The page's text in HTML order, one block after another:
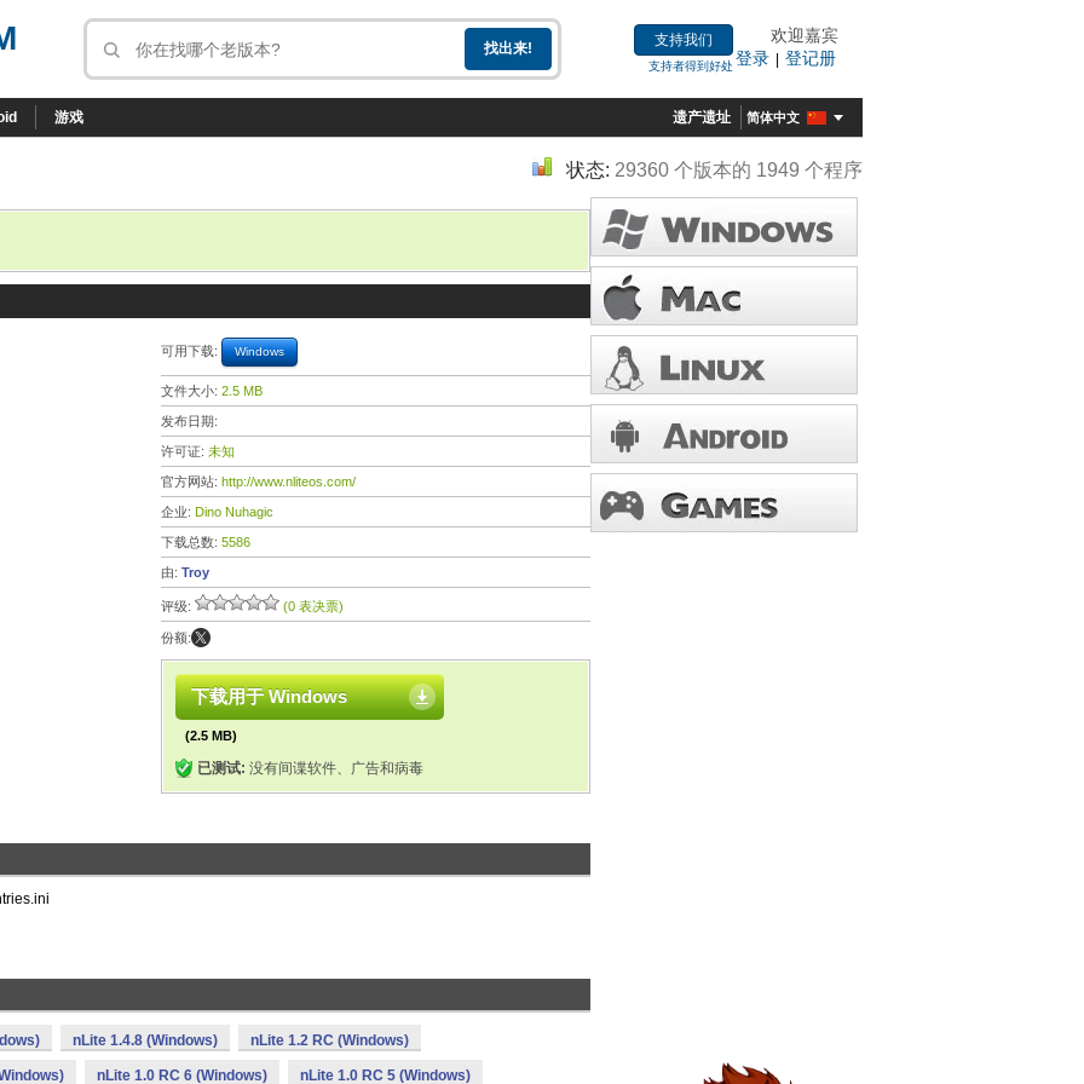
支持我们
支持者得到好处
欢迎嘉宾
登录 | 登记册
游戏 遗产遗址 简体中文
状态: 29360 个版本的 1949 个程序
可用下载: Windows
文件大小: 2.5 MB
发布日期:
许可证: 未知
官方网站: http://www.nliteos.com/
企业: Dino Nuhagic
下载总数: 5586
由: Troy
评级: (0 表决票)
份额:
下载用于 Windows
(2.5 MB)
已测试: 没有间谍软件、广告和病毒
nLite 1.4.8 (Windows) nLite 1.2 RC (Windows)
nLite 1.0 RC 6 (Windows) nLite 1.0 RC 5 (Windows)